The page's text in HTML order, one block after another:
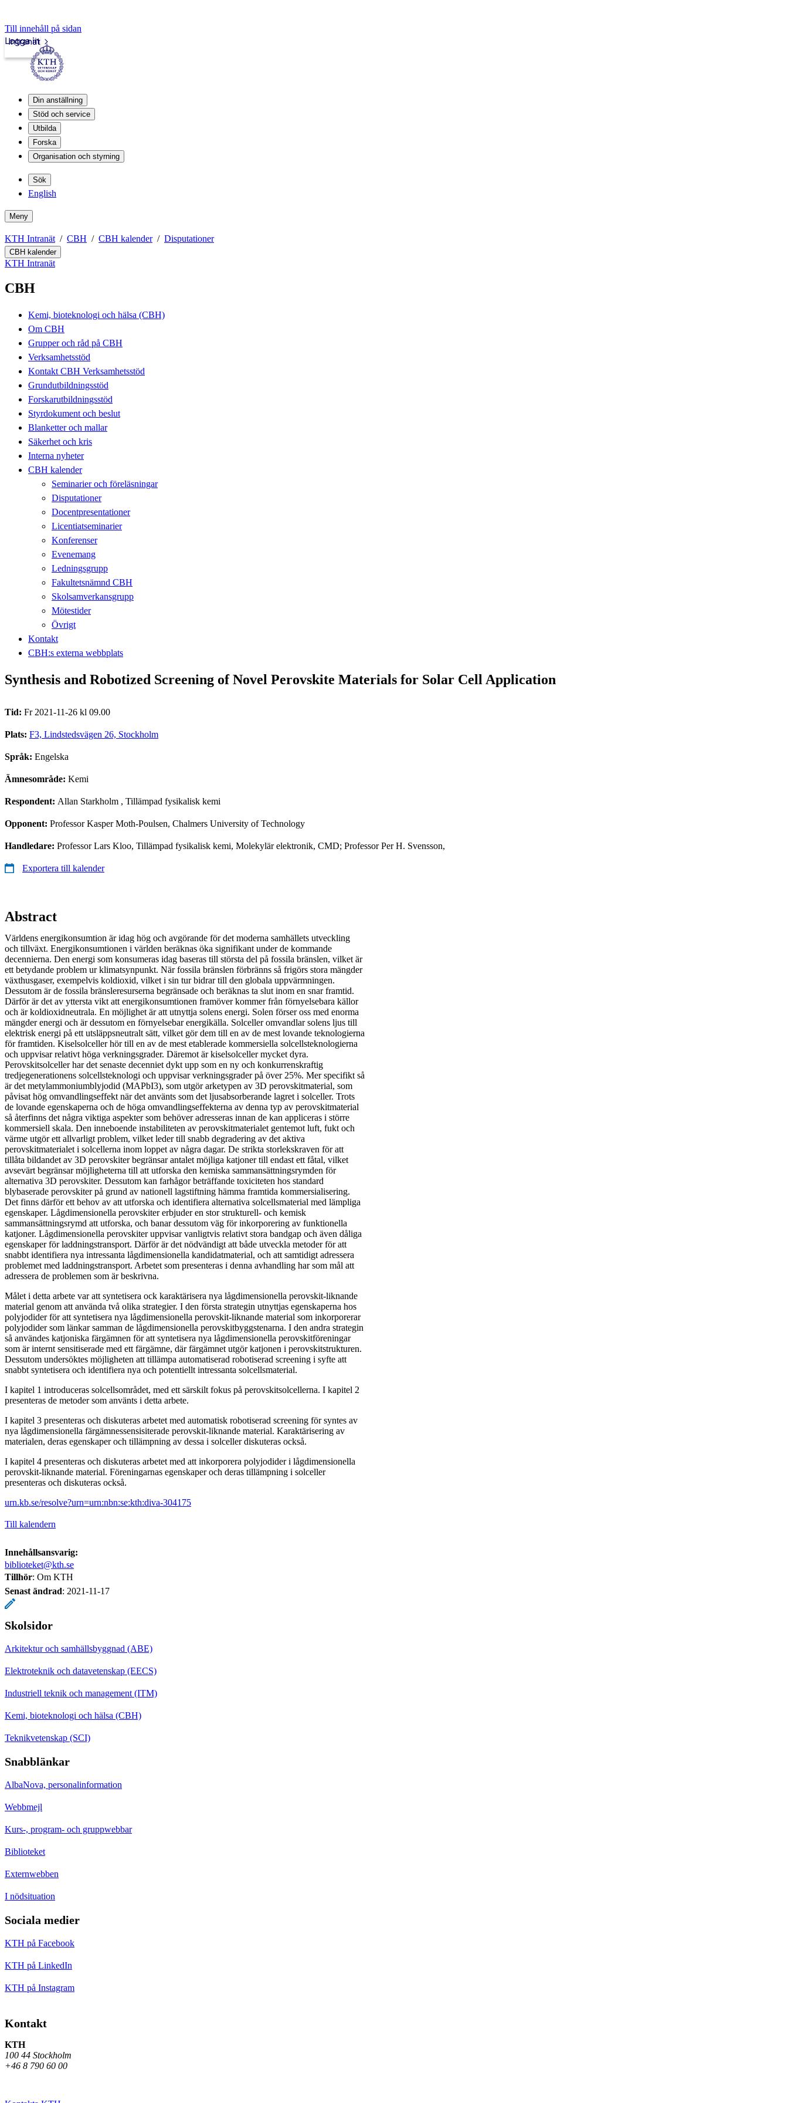
Till innehåll på sidan
Intranät
Logga in
Din anställning
Stöd och service
Utbilda
Forska
Organisation och styrning
Sök
English
Meny
KTH Intranät CBH CBH kalender Disputationer
CBH kalender
KTH Intranät
CBH
Kemi, bioteknologi och hälsa (CBH)
Om CBH
Grupper och råd på CBH
Verksamhetsstöd
Kontakt CBH Verksamhetsstöd
Grundutbildningsstöd
Forskarutbildningsstöd
Styrdokument och beslut
Blanketter och mallar
Säkerhet och kris
Interna nyheter
CBH kalender
Seminarier och föreläsningar
Disputationer
Docentpresentationer
Licentiatseminarier
Konferenser
Evenemang
Ledningsgrupp
Fakultetsnämnd CBH
Skolsamverkansgrupp
Mötestider
Övrigt
Kontakt
CBH:s externa webbplats
Synthesis and Robotized Screening of Novel Perovskite Materials for Solar Cell Application
Tid: Fr 2021-11-26 kl 09.00
Plats: F3, Lindstedsvägen 26, Stockholm
Språk: Engelska
Ämnesområde: Kemi
Respondent: Allan Starkholm , Tillämpad fysikalisk kemi
Opponent: Professor Kasper Moth-Poulsen, Chalmers University of Technology
Handledare: Professor Lars Kloo, Tillämpad fysikalisk kemi, Molekylär elektronik, CMD; Professor Per H. Svensson,
Exportera till kalender
Abstract
Världens energikonsumtion är idag hög och avgörande för det moderna samhällets utveckling
och tillväxt. Energikonsumtionen i världen beräknas öka signifikant under de kommande
decennierna. Den energi som konsumeras idag baseras till största del på fossila bränslen, vilket är
ett betydande problem ur klimatsynpunkt. När fossila bränslen förbränns så frigörs stora mängder
växthusgaser, exempelvis koldioxid, vilket i sin tur bidrar till den globala uppvärmningen.
Dessutom är de fossila bränsleresurserna begränsade och beräknas ta slut inom en snar framtid.
Därför är det av yttersta vikt att energikonsumtionen framöver kommer från förnyelsebara källor
och är koldioxidneutrala. En möjlighet är att utnyttja solens energi. Solen förser oss med enorma
mängder energi och är dessutom en förnyelsebar energikälla. Solceller omvandlar solens ljus till
elektrisk energi på ett utsläppsneutralt sätt, vilket gör dem till en av de mest lovande teknologierna
för framtiden. Kiselsolceller hör till en av de mest etablerade kommersiella solcellsteknologierna
och uppvisar relativt höga verkningsgrader. Däremot är kiselsolceller mycket dyra.
Perovskitsolceller har det senaste decenniet dykt upp som en ny och konkurrenskraftig
tredjegenerationens solcellsteknologi och uppvisar verkningsgrader på över 25%. Mer specifikt så
är det metylammoniumblyjodid (MAPbI3), som utgör arketypen av 3D perovskitmaterial, som
påvisat hög omvandlingseffekt när det använts som det ljusabsorberande lagret i solceller. Trots
de lovande egenskaperna och de höga omvandlingseffekterna av denna typ av perovskitmaterial
så återfinns det några viktiga aspekter som behöver adresseras innan de kan appliceras i större
kommersiell skala. Den inneboende instabiliteten av perovskitmaterialet gentemot luft, fukt och
värme utgör ett allvarligt problem, vilket leder till snabb degradering av det aktiva
perovskitmaterialet i solcellerna inom loppet av några dagar. De strikta storlekskraven för att
tillåta bildandet av 3D perovskiter begränsar antalet möjliga katjoner till endast ett fåtal, vilket
avsevärt begränsar möjligheterna till att utforska den kemiska sammansättningsrymden för
alternativa 3D perovskiter. Dessutom kan farhågor beträffande toxiciteten hos standard
blybaserade perovskiter på grund av nationell lagstiftning hämma framtida kommersialisering.
Det finns därför ett behov av att utforska och identifiera alternativa solcellsmaterial med lämpliga
egenskaper. Lågdimensionella perovskiter erbjuder en stor strukturell- och kemisk
sammansättningsrymd att utforska, och banar dessutom väg för inkorporering av funktionella
katjoner. Lågdimensionella perovskiter uppvisar vanligtvis relativt stora bandgap och även dåliga
egenskaper för laddningstransport. Därför är det nödvändigt att både utveckla metoder för att
snabbt identifiera nya intressanta lågdimensionella kandidatmaterial, och att samtidigt adressera
problemet med laddningstransport. Arbetet som presenteras i denna avhandling har som mål att
adressera de problemen som är beskrivna.
Målet i detta arbete var att syntetisera ock karaktärisera nya lågdimensionella perovskit-liknande
material genom att använda två olika strategier. I den första strategin utnyttjas egenskaperna hos
polyjodider för att syntetisera nya lågdimensionella perovskit-liknande material som inkorporerar
polyjodider som länkar samman de lågdimensionella perovskitbyggstenarna. I den andra strategin
så användes katjoniska färgämnen för att syntetisera nya lågdimensionella perovskitföreningar
som är internt sensitiserade med ett färgämne, där färgämnet utgör katjonen i perovskitstrukturen.
Dessutom undersöktes möjligheten att tillämpa automatiserad robotiserad screening i syfte att
snabbt syntetisera och identifiera nya och potentiellt intressanta solcellsmaterial.
I kapitel 1 introduceras solcellsområdet, med ett särskilt fokus på perovskitsolcellerna. I kapitel 2
presenteras de metoder som använts i detta arbete.
I kapitel 3 presenteras och diskuteras arbetet med automatisk robotiserad screening för syntes av
nya lågdimensionella färgämnessensisiterade perovskit-liknande material. Karaktärisering av
materialen, deras egenskaper och tillämpning av dessa i solceller diskuteras också.
I kapitel 4 presenteras och diskuteras arbetet med att inkorporera polyjodider i lågdimensionella
perovskit-liknande material. Föreningarnas egenskaper och deras tillämpning i solceller
presenteras och diskuteras också.
urn.kb.se/resolve?urn=urn:nbn:se:kth:diva-304175
Till kalendern
Innehållsansvarig:
biblioteket@kth.se
Tillhör: Om KTH
Senast ändrad: 2021-11-17
Skolsidor
Arkitektur och samhällsbyggnad (ABE)
Elektroteknik och datavetenskap (EECS)
Industriell teknik och management (ITM)
Kemi, bioteknologi och hälsa (CBH)
Teknikvetenskap (SCI)
Snabblänkar
AlbaNova, personalinformation
Webbmejl
Kurs-, program- och gruppwebbar
Biblioteket
Externwebben
I nödsituation
Sociala medier
KTH på Facebook
KTH på LinkedIn
KTH på Instagram
Kontakt
KTH
100 44 Stockholm
+46 8 790 60 00